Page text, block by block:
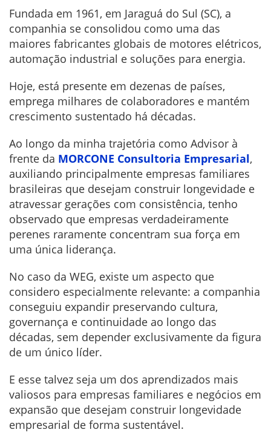
Fundada em 1961, em Jaraguá do Sul (SC), a
companhia se consolidou como uma das
maiores fabricantes globais de motores elétricos,
automação industrial e soluções para energia.
Hoje, está presente em dezenas de países,
emprega milhares de colaboradores e mantém
crescimento sustentado há décadas.
Ao longo da minha trajetória como Advisor à
frente da MORCONE Consultoria Empresarial,
auxiliando principalmente empresas familiares
brasileiras que desejam construir longevidade e
atravessar gerações com consistência, tenho
observado que empresas verdadeiramente
perenes raramente concentram sua força em
uma única liderança.
No caso da WEG, existe um aspecto que
considero especialmente relevante: a companhia
conseguiu expandir preservando cultura,
governança e continuidade ao longo das
décadas, sem depender exclusivamente da figura
de um único líder.
E esse talvez seja um dos aprendizados mais
valiosos para empresas familiares e negócios em
expansão que desejam construir longevidade
empresarial de forma sustentável.